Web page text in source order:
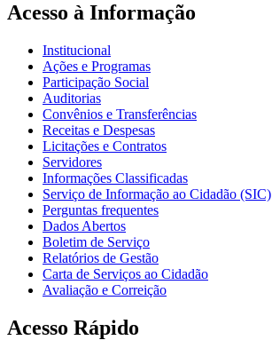
Acesso à Informação
Institucional
Ações e Programas
Participação Social
Auditorias
Convênios e Transferências
Receitas e Despesas
Licitações e Contratos
Servidores
Informações Classificadas
Serviço de Informação ao Cidadão (SIC)
Perguntas frequentes
Dados Abertos
Boletim de Serviço
Relatórios de Gestão
Carta de Serviços ao Cidadão
Avaliação e Correição
Acesso Rápido